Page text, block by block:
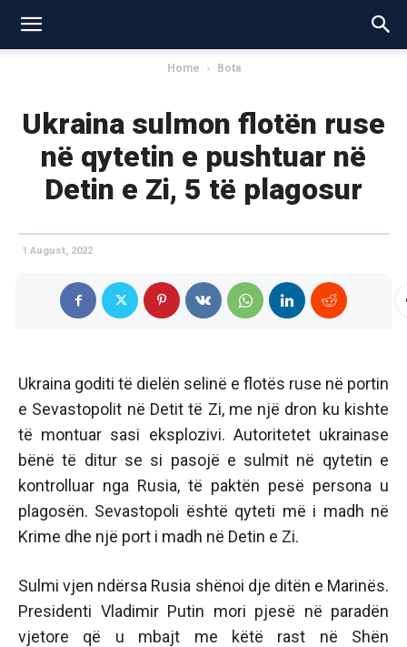
Home Bota
Ukraina sulmon flotën ruse
në qytetin e pushtuar në
Detin e Zi, 5 të plagosur
1 August, 2022
Ukraina goditi të dielën selinë e flotës ruse në portin
e Sevastopolit në Detit të Zi, me një dron ku kishte
të montuar sasi eksplozivi. Autoritetet ukrainase
bënë të ditur se si pasojë e sulmit në qytetin e
kontrolluar nga Rusia, të paktën pesë persona u
plagosën. Sevastopoli është qyteti më i madh në
Krime dhe një port i madh në Detin e Zi.
Sulmi vjen ndërsa Rusia shënoi dje ditën e Marinës.
Presidenti Vladimir Putin mori pjesë në paradën
vjetore që u mbajt me këtë rast në Shën